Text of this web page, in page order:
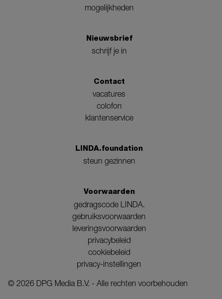
mogelijkheden
Nieuwsbrief
schrijf je in
Contact
vacatures
colofon
klantenservice
LINDA.foundation
steun gezinnen
Voorwaarden
gedragscode LINDA.
gebruiksvoorwaarden
leveringsvoorwaarden
privacybeleid
cookiebeleid
privacy-instellingen
© 2026 DPG Media B.V. - Alle rechten voorbehouden